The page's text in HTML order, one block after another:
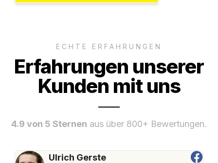
ECHTE ERFAHRUNGEN
Erfahrungen unserer
Kunden mit uns
4.9 von 5 Sternen aus über 800+ Bewertungen.
Ulrich Gerste